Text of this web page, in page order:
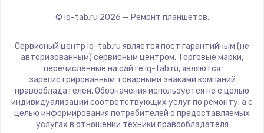
CHUWI
© iq-tab.ru 2026 — Ремонт планшетов.
Сервисный центр iq-tab.ru является пост гарантийным (не
авторизованным) сервисным центром. Торговые марки,
перечисленные на сайте iq-tab.ru, являются
зарегистрированным товарными знаками компаний
правообладателей. Обозначения используется не с целью
индивидуализации соответствующих услуг по ремонту, а с
целью информирования потребителей о предоставляемых
услугах в отношении техники правообладателя